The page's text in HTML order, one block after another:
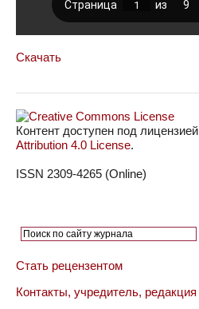
Скачать
Контент доступен под лицензией
Attribution 4.0 License.
ISSN 2309-4265 (Online)
Стать рецензентом
Контакты, учредитель, редакция